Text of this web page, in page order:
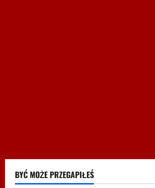
BYĆ MOŻE PRZEGAPIŁEŚ
Biegi i rekreacja Inne